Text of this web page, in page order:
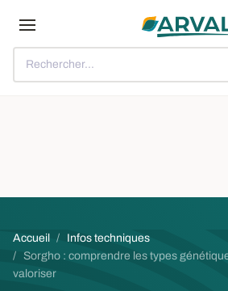
Rechercher...
Fil d'Ariane
Accueil
Infos techniques
Sorgho : comprendre les types
valoriser